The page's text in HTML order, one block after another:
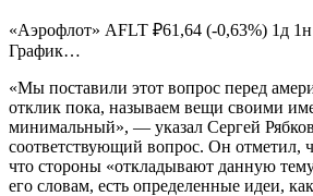
«Аэрофлот» AFLT ₽61,64 (-0,63%) 1д
График…
«Мы поставили этот вопрос перед
отклик пока, называем вещи своими
минимальный», — указал Сергей
соответствующий вопрос. Он отметил,
что стороны «откладывают данную
его словам, есть определенные идеи,